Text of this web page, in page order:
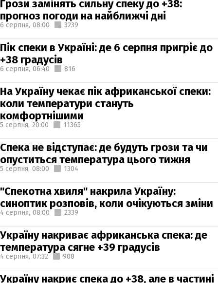
Грози замінять сильну спеку до +38:
прогноз погоди на найближчі дні
6 серпня, 08:00 3239
Пік спеки в Україні: де 6 серпня пригріє до
+38 градусів
6 серпня, 06:40 816
На Україну чекає пік африканської спеки:
коли температури стануть
комфортнішими
5 серпня, 20:00 11365
Спека не відступає: де будуть грози та чи
опуститься температура цього тижня
5 серпня, 08:00 1304
"Спекотна хвиля" накрила Україну:
синоптик розповів, коли очікуються зміни
4 серпня, 08:00 2339
Україну накриває африканська спека: де
температура сягне +39 градусів
4 серпня, 07:32 908
Україну накриє спека до +38, але в частині